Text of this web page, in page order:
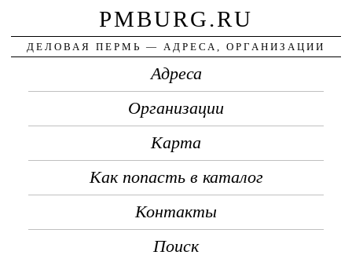
PMBURG.RU
ДЕЛОВАЯ ПЕРМЬ — АДРЕСА, ОРГАНИЗАЦИИ
Адреса
Организации
Карта
Как попасть в каталог
Контакты
Поиск